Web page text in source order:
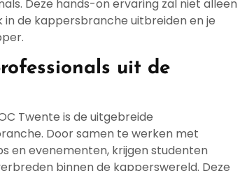
Deze hands-on ervaring zal niet alleen
de kappersbranche uitbreiden en je
uit de
Twente is de uitgebreide
Door samen te werken met
en evenementen, krijgen studenten
binnen de kapperswereld. Deze